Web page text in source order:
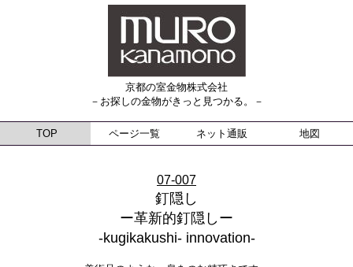
京都の室金物株式会社
－お探しの金物がきっと見つかる。－
TOP ページ一覧 ネット通販 地図
07-007
釘隠し
ー革新的釘隠しー
-kugikakushi- innovation-